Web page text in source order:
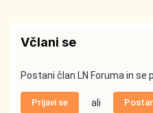
Včlani se
Postani član LN Foruma in se
Prijavi se ali